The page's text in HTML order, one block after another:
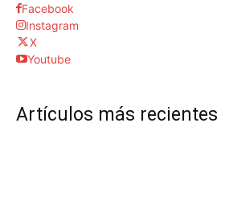
Facebook
Instagram
X
Youtube
Artículos más recientes